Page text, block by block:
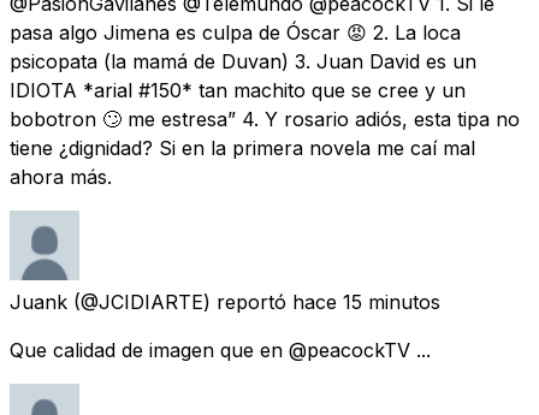
pasa algo Jimena es culpa de Óscar 😡 2. La loca
psicopata (la mamá de Duvan) 3. Juan David es un
IDIOTA *arial #150* tan machito que se cree y un
bobotron 🙄 me estresa” 4. Y rosario adiós, esta tipa no
tiene ¿dignidad? Si en la primera novela me caí mal
ahora más.
Juank (@JCIDIARTE) reportó hace 15 minutos
Que calidad de imagen que en @peacockTV ...